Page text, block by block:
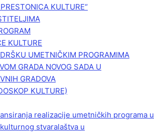
KULTURE“
KULTURE
UMETNIČKIM PROGRAMIMA
GRADA NOVOG SADA U
GRADOVA
KULTURE)
realizacije umetničkih programa u
stvaralaštva u